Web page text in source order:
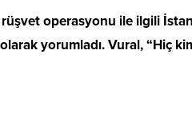
operasyonu ile ilgili
yorumladı. Vural, “Hiç